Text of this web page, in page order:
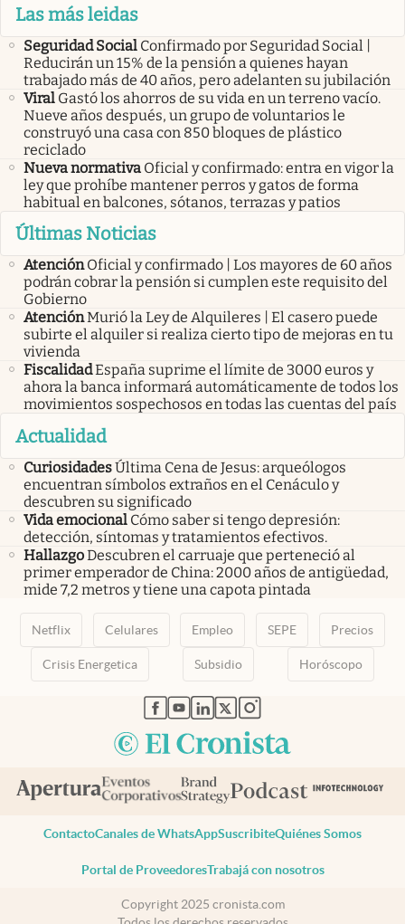
Las más leidas
Seguridad Social Confirmado por Seguridad Social |
Reducirán un 15% de la pensión a quienes hayan
trabajado más de 40 años, pero adelanten su jubilación
Viral Gastó los ahorros de su vida en un terreno vacío.
Nueve años después, un grupo de voluntarios le
construyó una casa con 850 bloques de plástico
reciclado
Nueva normativa Oficial y confirmado: entra en vigor la
ley que prohíbe mantener perros y gatos de forma
habitual en balcones, sótanos, terrazas y patios
Últimas Noticias
Atención Oficial y confirmado | Los mayores de 60 años
podrán cobrar la pensión si cumplen este requisito del
Gobierno
AtenciónMurió la Ley de Alquileres | El casero puede
subirte el alquiler si realiza cierto tipo de mejoras en tu
vivienda
FiscalidadEspaña suprime el límite de 3000 euros y
ahora la banca informará automáticamente de todos los
movimientos sospechosos en todas las cuentas del país
Actualidad
CuriosidadesÚltima Cena de Jesus: arqueólogos
encuentran símbolos extraños en el Cenáculo y
descubren su significado
Vida emocional Cómo saber si tengo depresión:
detección, síntomas y tratamientos efectivos.
HallazgoDescubren el carruaje que perteneció al
primer emperador de China: 2000 años de antigüedad,
mide 7,2 metros y tiene una capota pintada
Netflix Celulares Empleo SEPE Precios
Crisis Energetica Subsidio Horóscopo
abre en nueva pestaña
abre en nueva pestaña
abre en nueva pestaña
abre en nueva pestaña
abre en nueva pestaña
ContactoCanales de WhatsAppSuscribiteQuiénes Somos
Portal de ProveedoresTrabajá con nosotros
Copyright 2025 cronista.com